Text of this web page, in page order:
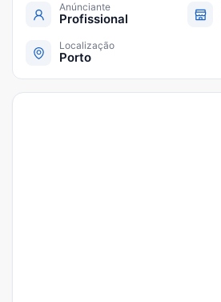
Anúnciante
Profissional
Localização
Porto